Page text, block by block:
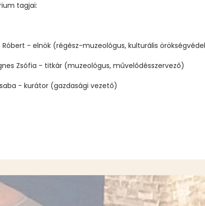
tagjai:
Róbert - elnök (régész-muzeológus, kulturális
Zsófia - titkár (muzeológus, művelődésszervező)
- kurátor (gazdasági vezető)